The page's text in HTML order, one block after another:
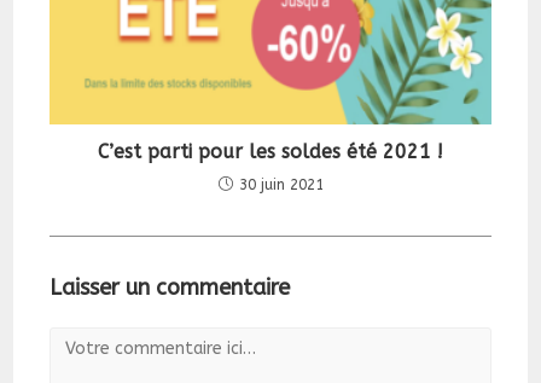
C’est parti pour les soldes été 2021 !
30 juin 2021
Laisser un commentaire
Comment